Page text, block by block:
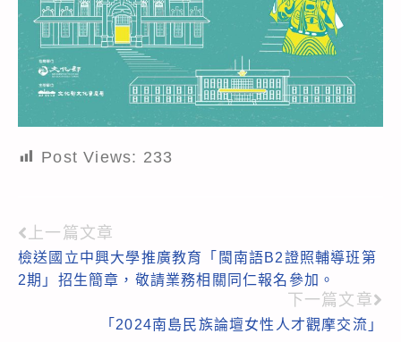
Post Views: 233
Read
more
上一篇文章
檢送國立中興大學推廣教育「閩南語B2證照輔導班第
2期」招生簡章，敬請業務相關同仁報名參加。
下一篇文章
「2024南島民族論壇女性人才觀摩交流」